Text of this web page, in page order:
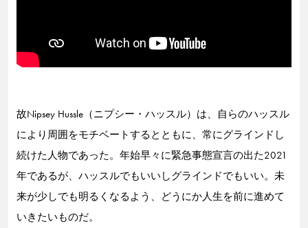
故Nipsey Hussle（ニプシー・ハッスル）は、自らのハッスル
により周囲をモチベートするとともに、常にグラインドし
続けた人物であった。年始早々に緊急事態宣言の出た2021
年であるが、ハッスルでもいいしグラインドでもいい。未
来が少しでも明るくなるよう、どうにか人生を前に進めて
いきたいものだ。